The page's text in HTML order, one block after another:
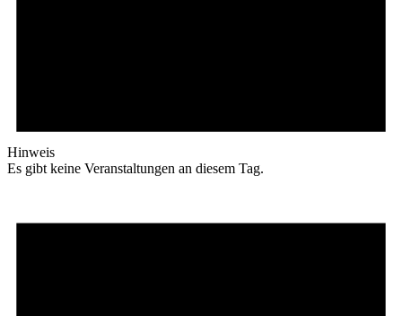
Hinweis
Es gibt keine Veranstaltungen an diesem Tag.